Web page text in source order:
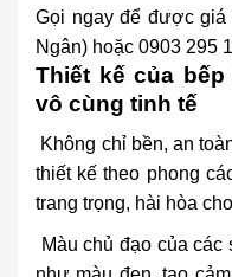
Gọi ngay để được giá
Ngân) hoặc 0903 295
Thiết kế của
vô cùng tinh tế
Không chỉ bền, an
thiết kế theo phong
trang trọng, hài hòa
Màu chủ đạo của